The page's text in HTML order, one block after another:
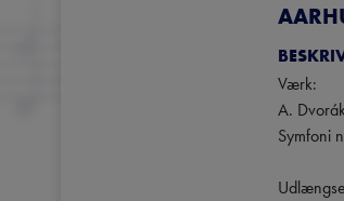
Værk:
A.
Symfoni